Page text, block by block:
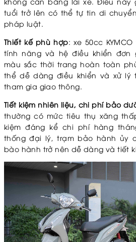
tuổi trở lên có thể tự tin di
pháp luật.
Thiết kế phù hợp: xe 50cc
tính năng và hệ điều khiển đơn
màu sắc thời trang hoàn toàn
thể dễ dàng điều khiển và xử lý
tham gia giao thông.
Tiết kiệm nhiên liệu, chi phí bảo
thường có mức tiêu thụ xăng
kiệm đáng kể chi phí hàng
thống đại lý, trạm bảo hành ủy
bào hành trở nên dễ dàng và tiết